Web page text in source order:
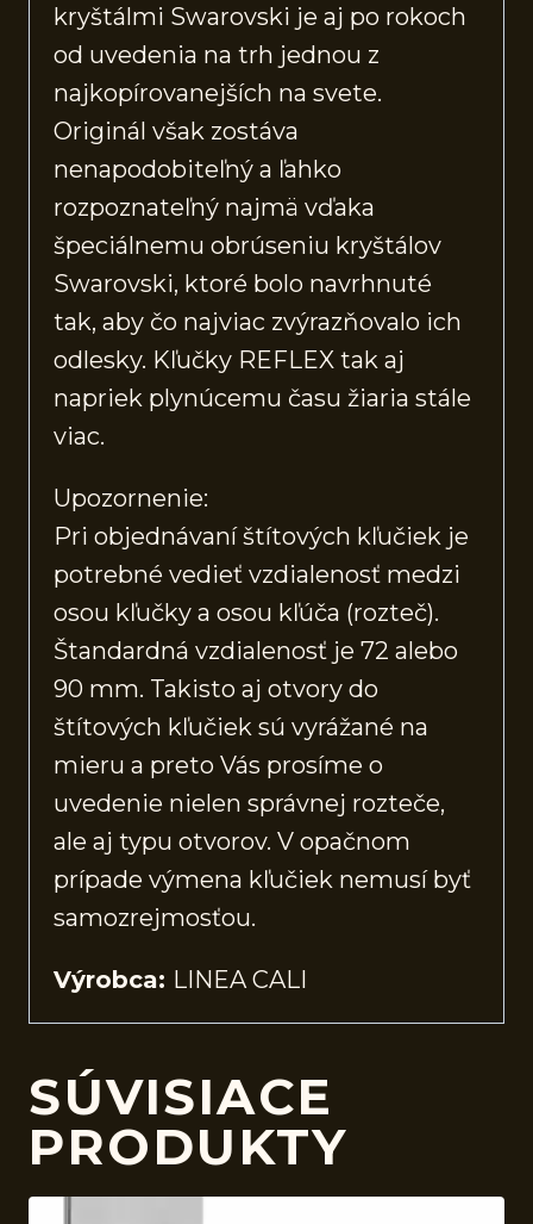
kryštálmi Swarovski je aj po rokoch
od uvedenia na trh jednou z
najkopírovanejších na svete.
Originál však zostáva
nenapodobiteľný a ľahko
rozpoznateľný najmä vďaka
špeciálnemu obrúseniu kryštálov
Swarovski, ktoré bolo navrhnuté
tak, aby čo najviac zvýrazňovalo ich
odlesky. Kľučky REFLEX tak aj
napriek plynúcemu času žiaria stále
viac.
Upozornenie:
Pri objednávaní štítových kľučiek je
potrebné vedieť vzdialenosť medzi
osou kľučky a osou kľúča (rozteč).
Štandardná vzdialenosť je 72 alebo
90 mm. Takisto aj otvory do
štítových kľučiek sú vyrážané na
mieru a preto Vás prosíme o
uvedenie nielen správnej rozteče,
ale aj typu otvorov. V opačnom
prípade výmena kľučiek nemusí byť
samozrejmosťou.
Výrobca: LINEA CALI
SÚVISIACE
PRODUKTY